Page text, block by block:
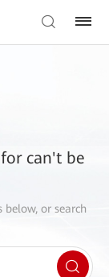
can't be
below, or search